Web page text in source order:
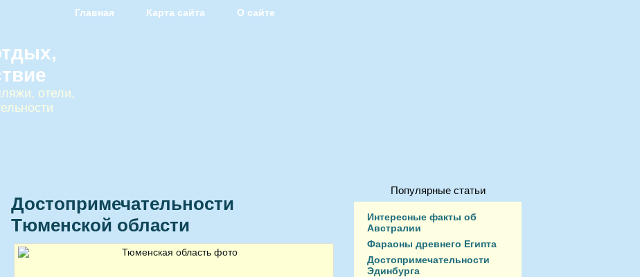
Главная Карта сайта О сайте
отели,
Достопримечательности
Тюменской области
Популярные статьи
Интересные факты об
Австралии
Фараоны древнего Египта
Достопримечательности
Эдинбурга